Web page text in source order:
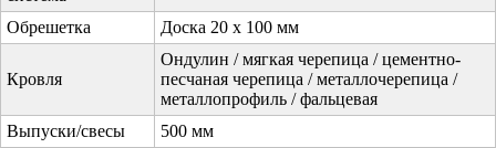
Обрешетка Доска 20 х 100 мм
Кровля
Ондулин / мягкая черепица / цементно-
песчаная черепица / металлочерепица /
металлопрофиль / фальцевая
Выпуски/свесы
500 мм